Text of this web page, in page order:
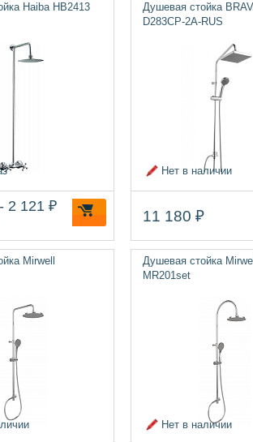
Haiba HB2413
- 2 121 ₽
Душевая стойка
D283CP-2A-RUS
Нет в наличии
11 180 ₽
Mirwell
Душевая стойка Mirwell
MR201set
Нет в наличии